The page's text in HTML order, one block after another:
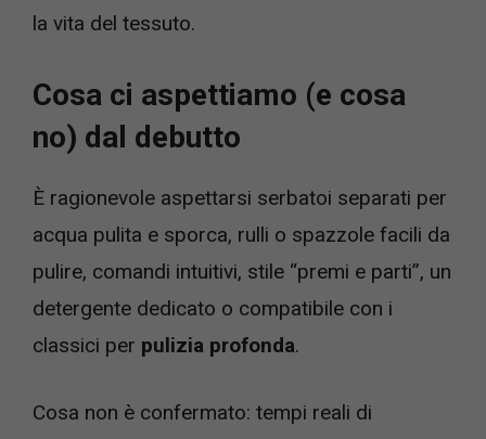
la vita del tessuto.
Cosa ci aspettiamo (e cosa
no) dal debutto
È ragionevole aspettarsi serbatoi separati per
acqua pulita e sporca, rulli o spazzole facili da
pulire, comandi intuitivi, stile “premi e parti”, un
detergente dedicato o compatibile con i
classici per pulizia profonda.
Cosa non è confermato: tempi reali di